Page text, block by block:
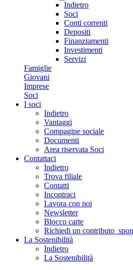
Indietro
Soci
Conti correnti
Depositi
Finanziamenti
Investimenti
Servizi
Famiglie
Giovani
Imprese
Soci
I soci
Indietro
Vantaggi
Compagine sociale
Documenti
Area riservata Soci
Contattaci
Indietro
Trova filiale
Contatti
Incontraci
Lavora con noi
Newsletter
Blocco carte
Richiedi un
La Sostenibilità
Indietro
La Sostenibilità